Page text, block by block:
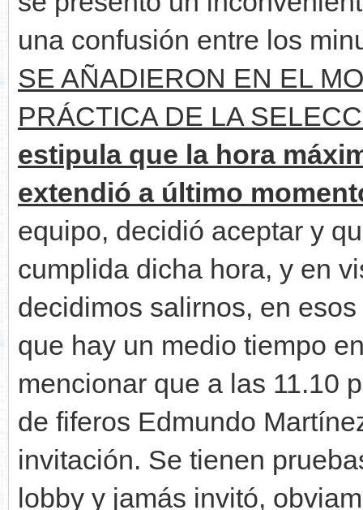
una confusión entre los
SE AÑADIERON EN EL
PRÁCTICA DE LA
estipula que la hora
extendió a último
equipo, decidió aceptar y
cumplida dicha hora, y en
decidimos salirnos, en
que hay un medio tiempo
mencionar que a las 11.10
de fiferos Edmundo
invitación. Se tienen
lobby y jamás invitó,